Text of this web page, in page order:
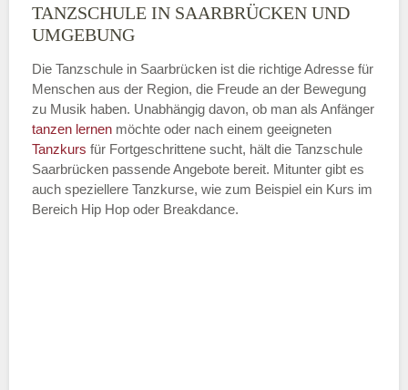
TANZSCHULE IN SAARBRÜCKEN UND
UMGEBUNG
Die Tanzschule in Saarbrücken ist die richtige Adresse für
Menschen aus der Region, die Freude an der Bewegung
zu Musik haben. Unabhängig davon, ob man als Anfänger
tanzen lernen möchte oder nach einem geeigneten
Tanzkurs für Fortgeschrittene sucht, hält die Tanzschule
Saarbrücken passende Angebote bereit. Mitunter gibt es
auch speziellere Tanzkurse, wie zum Beispiel ein Kurs im
Bereich Hip Hop oder Breakdance.